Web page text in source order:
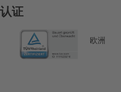
认证
欧洲